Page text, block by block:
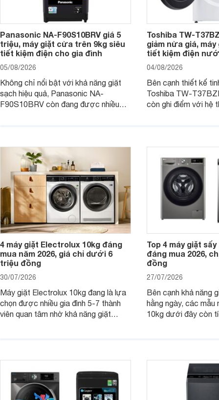
Panasonic NA-F90S10BRV giá 5
triệu, máy giặt cửa trên 9kg siêu
tiết kiệm điện cho gia đình
05/08/2026
Không chỉ nổi bật với khả năng giặt
sạch hiệu quả, Panasonic NA-
F90S10BRV còn đang được nhiều
giặt cửa trên 9kg.
Toshiba TW-
giảm nửa giá,
tiết kiệm điện
04/08/2026
Bên cạnh thiết kế
Toshiba TW-
còn ghi điểm với hệ
giặt.
4 máy giặt Electrolux 10kg đáng
mua năm 2026, giá chỉ dưới 6
triệu đồng
30/07/2026
Máy giặt Electrolux 10kg đang là lựa
chọn được nhiều gia đình 5-7 thành
viên quan tâm nhờ khả năng giặt
Top 4 máy giặt
đáng mua 2026,
đồng
27/07/2026
Bên cạnh khả năng
hằng ngày, các mẫu
10kg dưới đây còn